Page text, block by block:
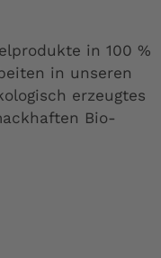
in 100 %
in unseren
erzeugtes
Bio-